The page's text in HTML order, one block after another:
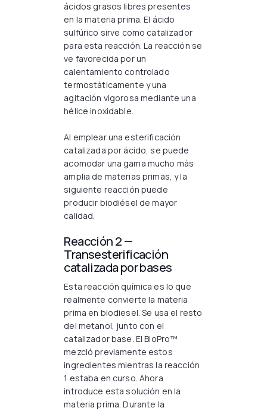
ácidos grasos libres presentes
en la materia prima. El ácido
sulfúrico sirve como catalizador
para esta reacción. La reacción se
ve favorecida por un
calentamiento controlado
termostáticamente y una
agitación vigorosa mediante una
hélice inoxidable.
Al emplear una esterificación
catalizada por ácido, se puede
acomodar una gama mucho más
amplia de materias primas, y la
siguiente reacción puede
producir biodiésel de mayor
calidad.
Reacción 2 —
Transesterificación
catalizada por bases
Esta reacción química es lo que
realmente convierte la materia
prima en biodiesel. Se usa el resto
del metanol, junto con el
catalizador base. El BioPro™
mezcló previamente estos
ingredientes mientras la reacción
1 estaba en curso. Ahora
introduce esta solución en la
materia prima. Durante la